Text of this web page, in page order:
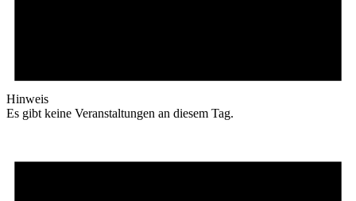
Hinweis
Es gibt keine Veranstaltungen an diesem Tag.